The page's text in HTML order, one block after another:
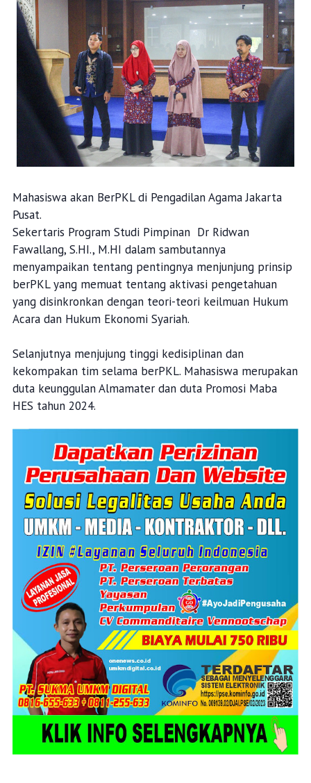
Mahasiswa akan BerPKL di Pengadilan Agama Jakarta
Pusat.
Sekertaris Program Studi Pimpinan Dr Ridwan
Fawallang, S.HI., M.HI dalam sambutannya
menyampaikan tentang pentingnya menjunjung prinsip
berPKL yang memuat tentang aktivasi pengetahuan
yang disinkronkan dengan teori-teori keilmuan Hukum
Acara dan Hukum Ekonomi Syariah.
Selanjutnya menjujung tinggi kedisiplinan dan
kekompakan tim selama berPKL. Mahasiswa merupakan
duta keunggulan Almamater dan duta Promosi Maba
HES tahun 2024.